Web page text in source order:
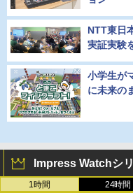
NTT東日
実証実験
小学生が
に未来の
Impress Watchシ
1時間 24時間